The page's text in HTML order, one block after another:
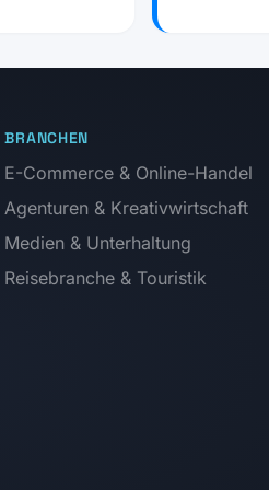
BRANCHEN
E-Commerce & Online-Handel
Agenturen & Kreativwirtschaft
Medien & Unterhaltung
Reisebranche & Touristik